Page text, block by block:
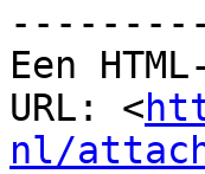
Een
URL: <
nl/